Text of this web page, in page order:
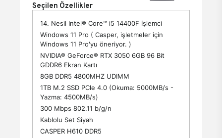
Seçilen Özellikler
14. Nesil Intel® Core™ i5 14400F İşlemci
Windows 11 Pro ( Casper, işletmeler için
Windows 11 Pro'yu öneriyor. )
NVIDIA® GeForce® RTX 3050 6GB 96 Bit
GDDR6 Ekran Kartı
8GB DDR5 4800MHZ UDIMM
1TB M.2 SSD PCle 4.0 (Okuma: 5000MB/s -
Yazma: 4500MB/s)
300 Mbps 802.11 b/g/n
Kablolu Set Siyah
CASPER H610 DDR5